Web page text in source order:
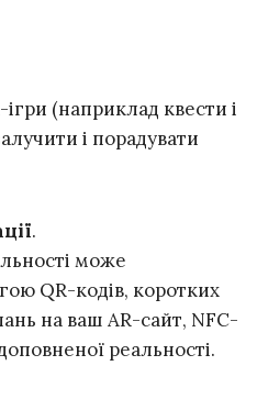
(наприклад квести і
і порадувати
.
може
QR-кодів, коротких
на ваш AR-сайт, NFC-
реальності.